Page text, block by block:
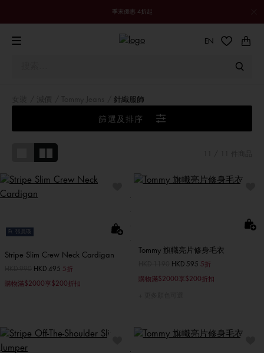
季末優惠 4折起
EN
針織服飾
篩選及排序
Ft. 張員瑛
Stripe Slim Crew Neck Cardigan
價格扣減從至HKD 495 5折
購物滿$2000享$200折扣
Tommy 旗幟亮片修身毛衣
至HKD 595 5折
購物滿$2000享$200折扣